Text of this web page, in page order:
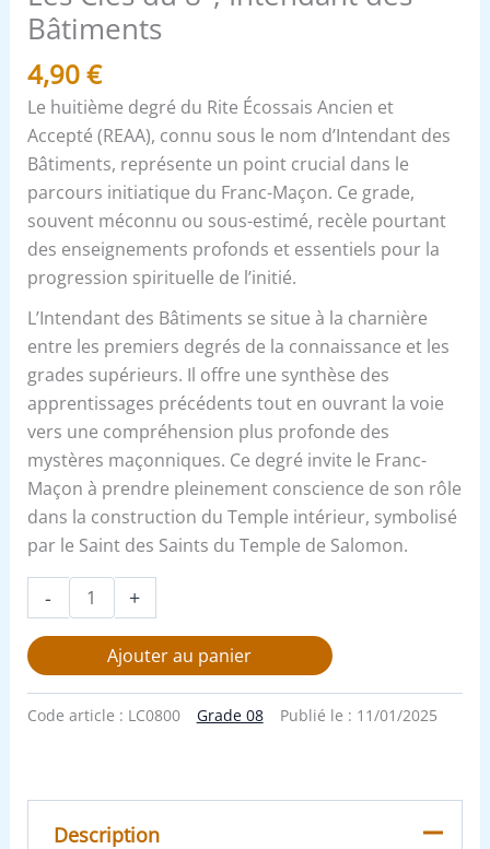
Bâtiments
4,90€
Le huitième degré du Rite Écossais Ancien et
Accepté (REAA), connu sous le nom d’Intendant des
Bâtiments, représente un point crucial dans le
parcours initiatique du Franc-Maçon. Ce grade,
souvent méconnu ou sous-estimé, recèle pourtant
des enseignements profonds et essentiels pour la
progression spirituelle de l’initié.
L’Intendant des Bâtiments se situe à la charnière
entre les premiers degrés de la connaissance et les
grades supérieurs. Il offre une synthèse des
apprentissages précédents tout en ouvrant la voie
vers une compréhension plus profonde des
mystères maçonniques. Ce degré invite le Franc-
Maçon à prendre pleinement conscience de son rôle
dans la construction du Temple intérieur, symbolisé
par le Saint des Saints du Temple de Salomon.
- +
Ajouter au panier
Code article : LC0800 Grade 08 Publié le : 11/01/2025
Description